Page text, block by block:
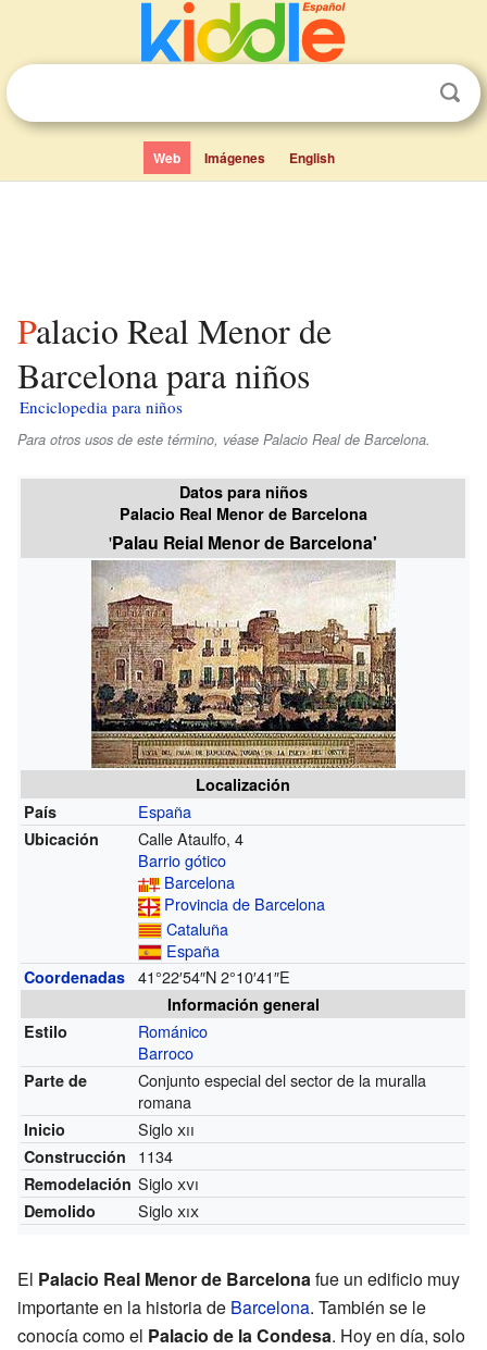
Web Imágenes English
Palacio Real Menor de
Barcelona para niños
Enciclopedia para niños
Para otros usos de este término, véase Palacio Real de Barcelona.
Datos para niños
Palacio Real Menor de Barcelona
'Palau Reial Menor de Barcelona'
Localización
País
España
Ubicación
Calle Ataulfo, 4
Barrio gótico
Barcelona
Provincia de Barcelona
Cataluña
España
Coordenadas 41°22′54″N2°10′41″E
Información general
Estilo
Románico
Barroco
Parte de
Conjunto especial del sector de la muralla
romana
Inicio Sigloxii
Construcción 1134
Remodelación Sigloxvi
Demolido Sigloxix
El Palacio Real Menor de Barcelonafue un edificio muy
importante en la historia de Barcelona. También se le
conocía como el Palacio de la Condesa. Hoy en día, solo